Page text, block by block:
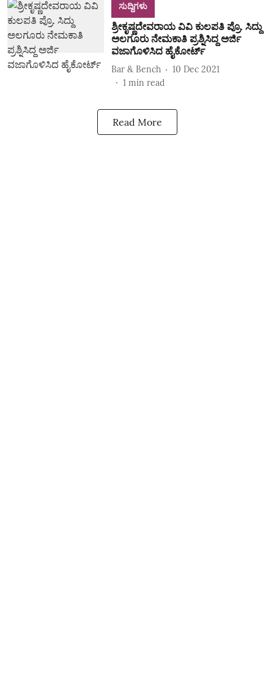
ಸುದ್ದಿಗಳು
ಶ್ರೀಕೃಷ್ಣದೇವರಾಯ ವಿವಿ ಕುಲಪತಿ ಪ್ರೊ. ಸಿದ್ದು
ಅಲಗೂರು ನೇಮಕಾತಿ ಪ್ರಶ್ನಿಸಿದ್ದ ಅರ್ಜಿ
ವಜಾಗೊಳಿಸಿದ ಹೈಕೋರ್ಟ್‌
Bar & Bench
10 Dec 2021
1 min read
Read More